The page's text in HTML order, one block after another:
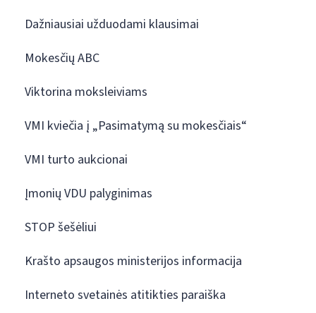
Dažniausiai užduodami klausimai
Mokesčių ABC
Viktorina moksleiviams
VMI kviečia į „Pasimatymą su mokesčiais“
VMI turto aukcionai
Įmonių VDU palyginimas
STOP šešėliui
Krašto apsaugos ministerijos informacija
Interneto svetainės atitikties paraiška